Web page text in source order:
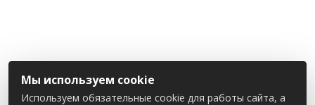
Мы используем cookie
Используем обязательные cookie для работы сайта, а